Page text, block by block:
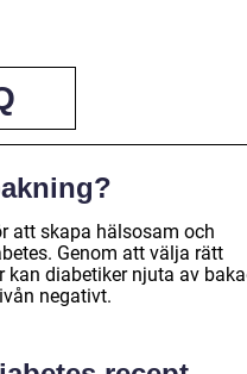
att skapa hälsosam och
Genom att välja rätt
diabetiker njuta av
negativt.